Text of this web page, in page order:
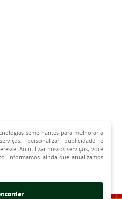
semelhantes para melhorar a
personalizar publicidade e
Ao utilizar nossos serviços, você
Informamos ainda que atualizamos